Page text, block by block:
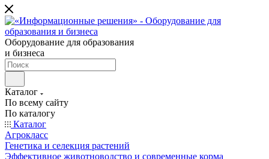
Оборудование для образования
и бизнеса
Каталог
По всему сайту
По каталогу
Каталог
Агрокласс
Генетика и селекция растений
Эффективное животноводство и современные корма